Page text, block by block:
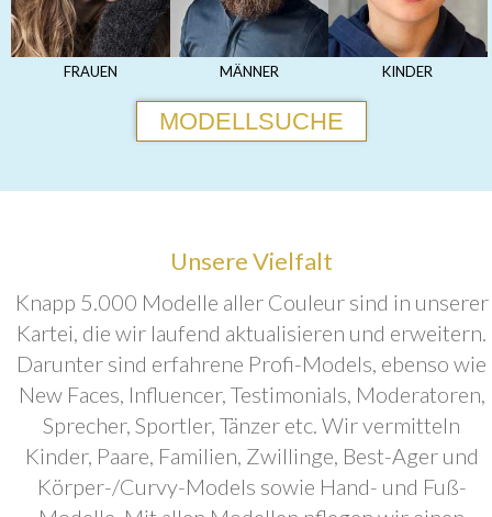
FRAUEN MÄNNER KINDER
MODELLSUCHE
Unsere Vielfalt
Knapp 5.000 Modelle aller Couleur sind in unserer
Kartei, die wir laufend aktualisieren und erweitern.
Darunter sind erfahrene Profi-Models, ebenso wie
New Faces, Influencer, Testimonials, Moderatoren,
Sprecher, Sportler, Tänzer etc. Wir vermitteln
Kinder, Paare, Familien, Zwillinge, Best-Ager und
Körper-/Curvy-Models sowie Hand- und Fuß-